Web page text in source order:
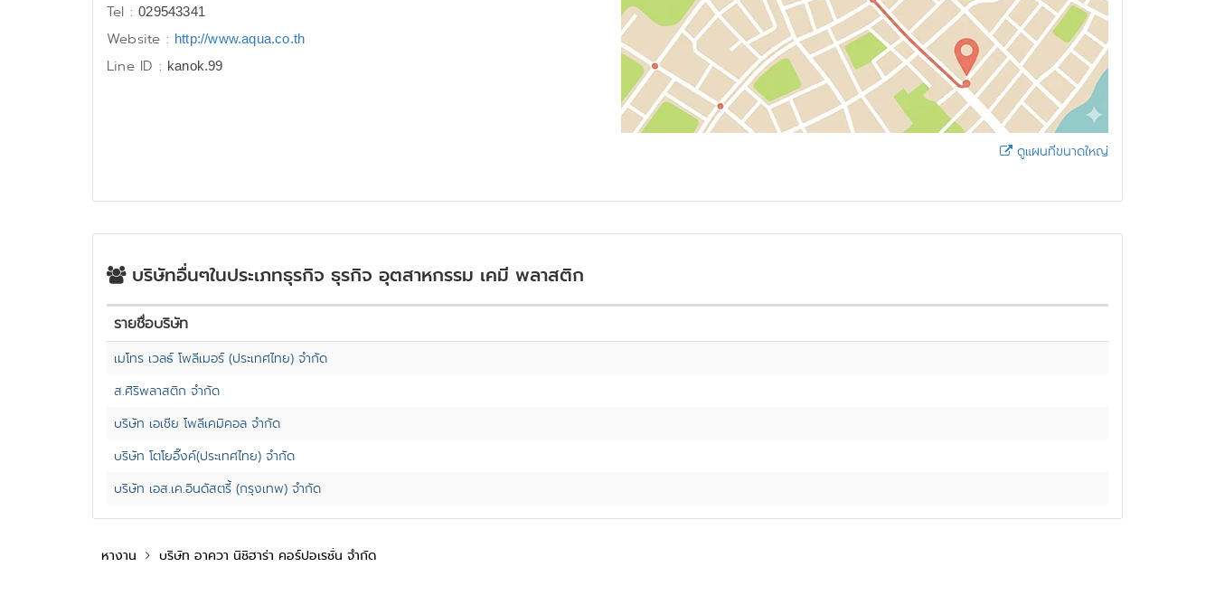
Tel :029543341
Website : http://www.aqua.co.th
Line ID : kanok.99
ดูแผนที่ขนาดใหญ่
บริษัทอื่นๆในประเภทธุรกิจ ธุรกิจ อุตสาหกรรม เคมี พลาสติก
รายชื่อบริษัท
เมโทร เวลธ์ โพลีเมอร์ (ประเทศไทย) จำกัด
ส.ศิริพลาสติก จำกัด
บริษัท เอเชีย โพลีเคมิคอล จำกัด
บริษัท โตโยอิ๊งค์(ประเทศไทย) จำกัด
บริษัท เอส.เค.อินดัสตรี้ (กรุงเทพ) จำกัด
หางาน บริษัท อาควา นิชิฮาร่า คอร์ปอเรชั่น จำกัด